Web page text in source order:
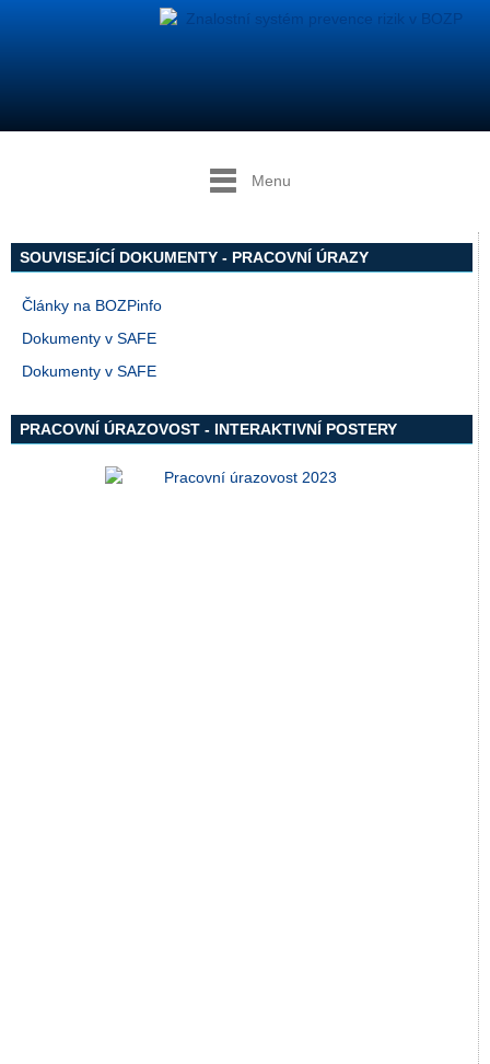
Menu
SOUVISEJÍCÍ DOKUMENTY - PRACOVNÍ ÚRAZY
Články na BOZPinfo
Dokumenty v SAFE
Dokumenty v SAFE
PRACOVNÍ ÚRAZOVOST - INTERAKTIVNÍ POSTERY